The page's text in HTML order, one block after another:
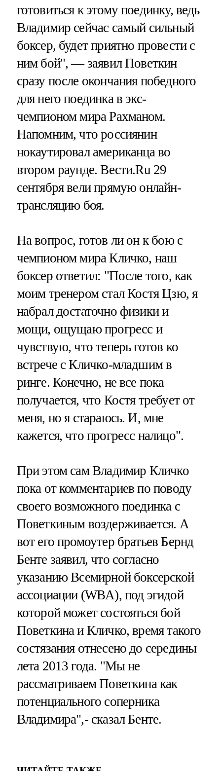
готовиться к этому поединку, ведь
Владимир сейчас самый сильный
боксер, будет приятно провести с
ним бой", — заявил Поветкин
сразу после окончания победного
для него поединка в экс-
чемпионом мира Рахманом.
Напомним, что россиянин
нокаутировал американца во
втором раунде. Вести.Ru 29
сентября вели прямую онлайн-
трансляцию боя.
На вопрос, готов ли он к бою с
чемпионом мира Кличко, наш
боксер ответил: "После того, как
моим тренером стал Костя Цзю, я
набрал достаточно физики и
мощи, ощущаю прогресс и
чувствую, что теперь готов ко
встрече с Кличко-младшим в
ринге. Конечно, не все пока
получается, что Костя требует от
меня, но я стараюсь. И, мне
кажется, что прогресс налицо".
При этом сам Владимир Кличко
пока от комментариев по поводу
своего возможного поединка с
Поветкиным воздерживается. А
вот его промоутер братьев Бернд
Бенте заявил, что согласно
указанию Всемирной боксерской
ассоциации (WBA), под эгидой
которой может состояться бой
Поветкина и Кличко, время такого
состязания отнесено до середины
лета 2013 года. "Мы не
рассматриваем Поветкина как
потенциального соперника
Владимира",- сказал Бенте.